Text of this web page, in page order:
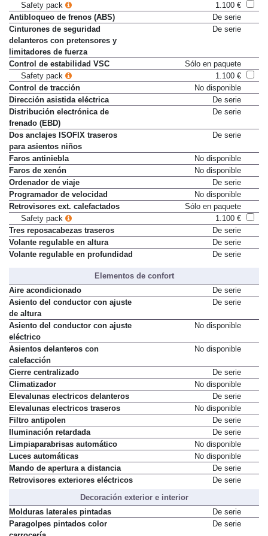
Safety pack
1.100 €
Antibloqueo de frenos (ABS)
De serie
Cinturones de seguridad
delanteros con pretensores y
limitadores de fuerza
De serie
Control de estabilidad VSC
Sólo en paquete
Safety pack
1.100 €
Control de tracción
No disponible
Dirección asistida eléctrica
De serie
Distribución electrónica de
frenado (EBD)
De serie
Dos anclajes ISOFIX traseros
para asientos niños
De serie
Faros antiniebla
No disponible
Faros de xenón
No disponible
Ordenador de viaje
De serie
Programador de velocidad
No disponible
Retrovisores ext. calefactados
Sólo en paquete
Safety pack
1.100 €
Tres reposacabezas traseros
De serie
Volante regulable en altura
De serie
Volante regulable en profundidad
De serie
Elementos de confort
Aire acondicionado
De serie
Asiento del conductor con ajuste
de altura
De serie
Asiento del conductor con ajuste
eléctrico
No disponible
Asientos delanteros con
calefacción
No disponible
Cierre centralizado
De serie
Climatizador
No disponible
Elevalunas electricos delanteros
De serie
Elevalunas electricos traseros
No disponible
Filtro antipolen
De serie
Iluminación retardada
De serie
Limpiaparabrisas automático
No disponible
Luces automáticas
No disponible
Mando de apertura a distancia
De serie
Retrovisores exteriores eléctricos
De serie
Decoración exterior e interior
Molduras laterales pintadas
De serie
Paragolpes pintados color
De serie